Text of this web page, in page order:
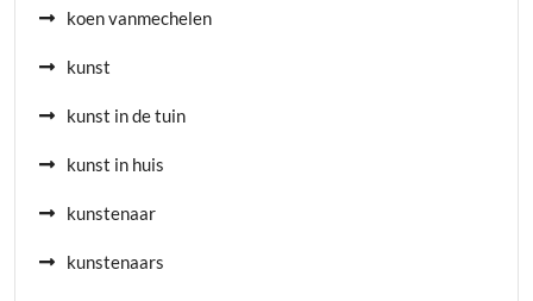
koen vanmechelen
kunst
kunst in de tuin
kunst in huis
kunstenaar
kunstenaars